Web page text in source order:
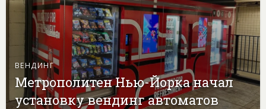
ВЕНДИНГ
Метрополитен Нью-Йорка начал
установку вендинг автоматов